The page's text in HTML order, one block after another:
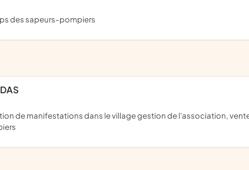
des sapeurs-pompiers